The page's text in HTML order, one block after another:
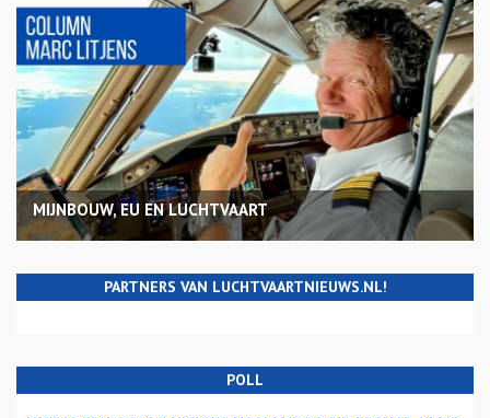
MIJNBOUW, EU EN LUCHTVAART
PARTNERS VAN LUCHTVAARTNIEUWS.NL!
POLL